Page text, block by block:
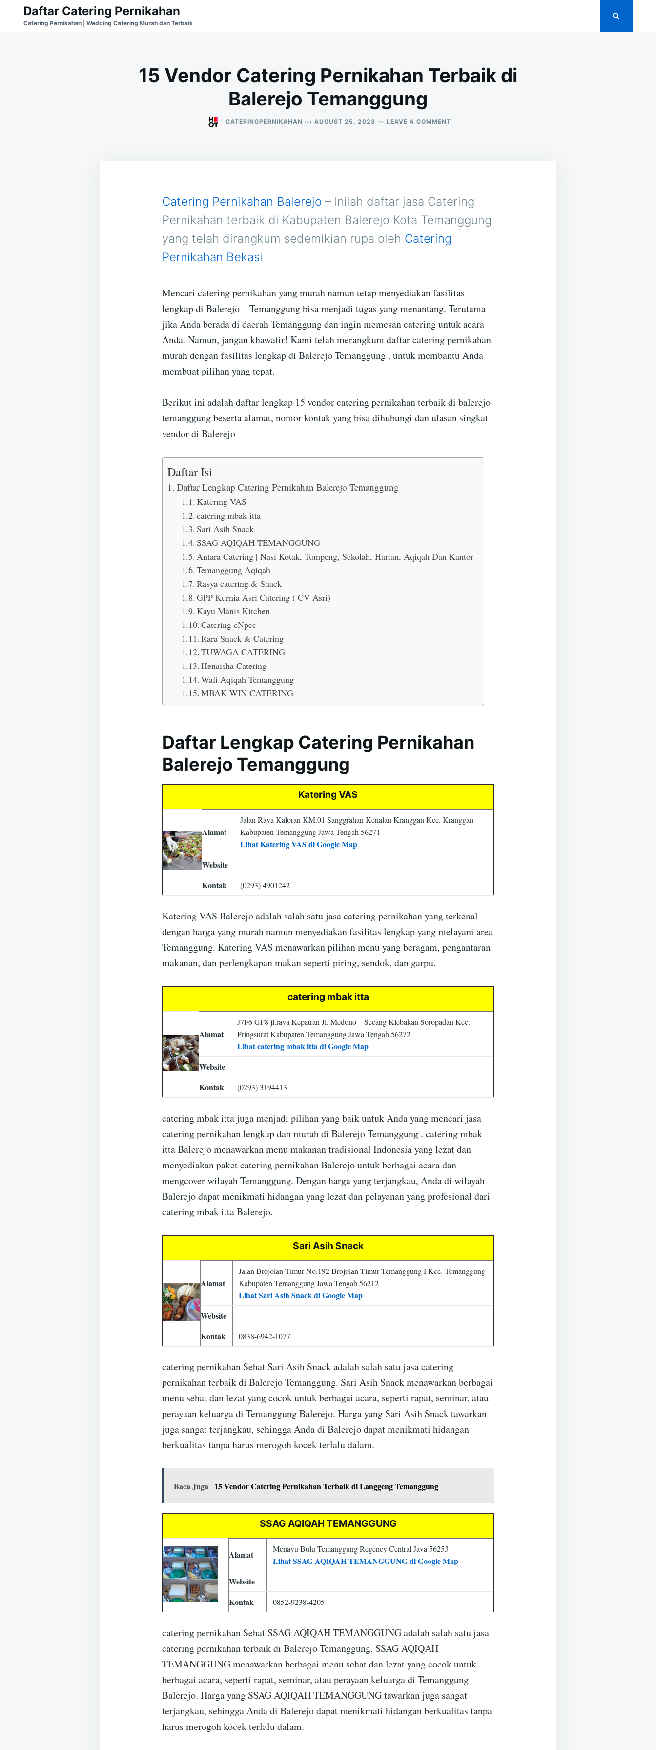
Search
for:
Daftar Catering Pernikahan
Catering Pernikahan | Wedding Catering Murah dan Terbaik
15 Vendor Catering Pernikahan Terbaik di
Balerejo Temanggung
CATERINGPERNIKAHAN on AUGUST 25, 2023 LEAVE A COMMENTON
Catering Pernikahan Balerejo – Inilah daftar jasa Catering
Pernikahan terbaik di Kabupaten Balerejo Kota Temanggung
yang telah dirangkum sedemikian rupa oleh Catering
Pernikahan Bekasi
Mencari catering pernikahan yang murah namun tetap menyediakan fasilitas
lengkap di Balerejo – Temanggung bisa menjadi tugas yang menantang. Terutama
jika Anda berada di daerah Temanggung dan ingin memesan catering untuk acara
Anda. Namun, jangan khawatir! Kami telah merangkum daftar catering pernikahan
murah dengan fasilitas lengkap di Balerejo Temanggung , untuk membantu Anda
membuat pilihan yang tepat.
Berikut ini adalah daftar lengkap 15 vendor catering pernikahan terbaik di balerejo
temanggung beserta alamat, nomor kontak yang bisa dihubungi dan ulasan singkat
vendor di Balerejo
Daftar Isi
Daftar Lengkap Catering Pernikahan Balerejo Temanggung
Katering VAS
catering mbak itta
Sari Asih Snack
SSAG AQIQAH TEMANGGUNG
Antara Catering | Nasi Kotak, Tumpeng, Sekolah, Harian, Aqiqah Dan Kantor
Temanggung Aqiqah
Rasya catering & Snack
GPP Kurnia Asri Catering ( CV Asri)
Kayu Manis Kitchen
Catering eNpee
Rara Snack & Catering
TUWAGA CATERING
Henaisha Catering
Wafi Aqiqah Temanggung
MBAK WIN CATERING
Daftar Lengkap Catering Pernikahan
Balerejo Temanggung
Katering VAS
Alamat
Jalan Raya Kaloran KM.01 Sanggrahan Kenalan Kranggan Kec. Kranggan
Kabupaten Temanggung Jawa Tengah 56271
Lihat Katering VAS di Google Map
Website
Kontak
(0293) 4901242
Katering VAS Balerejo adalah salah satu jasa catering pernikahan yang terkenal
dengan harga yang murah namun menyediakan fasilitas lengkap yang melayani area
Temanggung. Katering VAS menawarkan pilihan menu yang beragam, pengantaran
makanan, dan perlengkapan makan seperti piring, sendok, dan garpu.
catering mbak itta
Alamat
J7F6 GF8 jl.raya Kepatran Jl. Medono – Secang Klebakan Soropadan Kec.
Pringsurat Kabupaten Temanggung Jawa Tengah 56272
Lihat catering mbak itta di Google Map
Website
Kontak
(0293) 3194413
catering mbak itta juga menjadi pilihan yang baik untuk Anda yang mencari jasa
catering pernikahan lengkap dan murah di Balerejo Temanggung . catering mbak
itta Balerejo menawarkan menu makanan tradisional Indonesia yang lezat dan
menyediakan paket catering pernikahan Balerejo untuk berbagai acara dan
mengcover wilayah Temanggung. Dengan harga yang terjangkau, Anda di wilayah
Balerejo dapat menikmati hidangan yang lezat dan pelayanan yang profesional dari
catering mbak itta Balerejo.
Sari Asih Snack
Alamat
Jalan Brojolan Timur No.192 Brojolan Timur Temanggung I Kec. Temanggung
Kabupaten Temanggung Jawa Tengah 56212
Lihat Sari Asih Snack di Google Map
Website
Kontak
0838-6942-1077
catering pernikahan Sehat Sari Asih Snack adalah salah satu jasa catering
pernikahan terbaik di Balerejo Temanggung. Sari Asih Snack menawarkan berbagai
menu sehat dan lezat yang cocok untuk berbagai acara, seperti rapat, seminar, atau
perayaan keluarga di Temanggung Balerejo. Harga yang Sari Asih Snack tawarkan
juga sangat terjangkau, sehingga Anda di Balerejo dapat menikmati hidangan
berkualitas tanpa harus merogoh kocek terlalu dalam.
Baca Juga 15 Vendor Catering Pernikahan Terbaik di Langgeng Temanggung
SSAG AQIQAH TEMANGGUNG
Alamat
Menayu Bulu Temanggung Regency Central Java 56253
Lihat SSAG AQIQAH TEMANGGUNG di Google Map
Website
Kontak
0852-9238-4205
catering pernikahan Sehat SSAG AQIQAH TEMANGGUNG adalah salah satu jasa
catering pernikahan terbaik di Balerejo Temanggung. SSAG AQIQAH
TEMANGGUNG menawarkan berbagai menu sehat dan lezat yang cocok untuk
berbagai acara, seperti rapat, seminar, atau perayaan keluarga di Temanggung
Balerejo. Harga yang SSAG AQIQAH TEMANGGUNG tawarkan juga sangat
terjangkau, sehingga Anda di Balerejo dapat menikmati hidangan berkualitas tanpa
harus merogoh kocek terlalu dalam.